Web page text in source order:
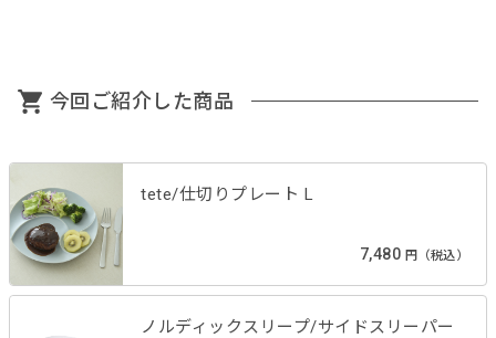
今回ご紹介した商品
tete/仕切りプレート L
7,480 円（税込）
ノルディックスリープ/サイドスリーパー